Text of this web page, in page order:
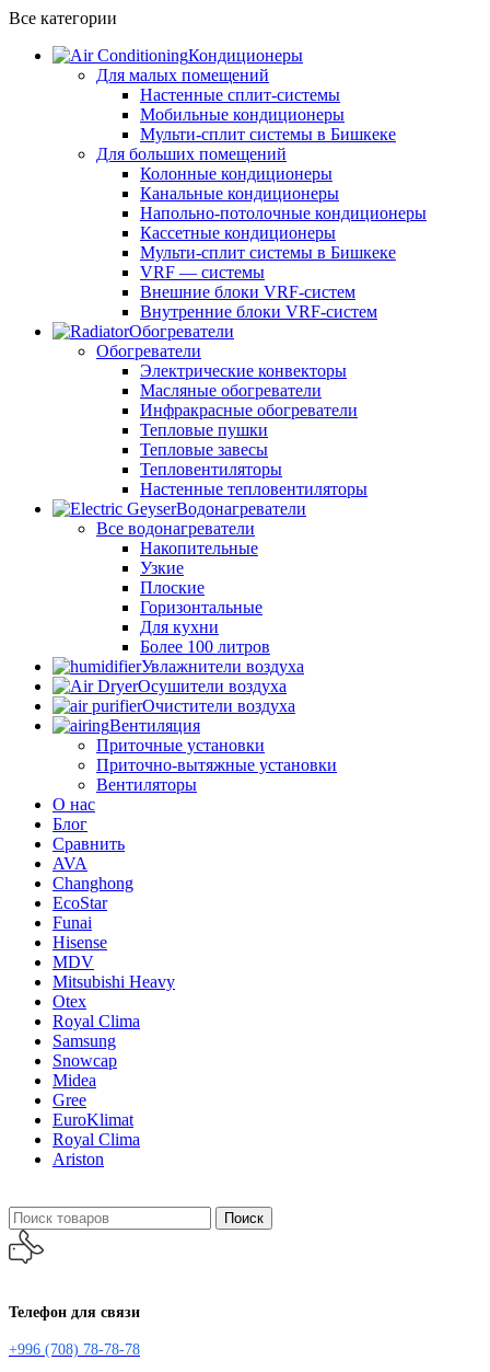
Все категории
Кондиционеры
Для малых помещений
Настенные сплит-системы
Мобильные кондиционеры
Мульти-сплит системы в Бишкеке
Для больших помещений
Колонные кондиционеры
Канальные кондиционеры
Напольно-потолочные кондиционеры
Кассетные кондиционеры
Мульти-сплит системы в Бишкеке
VRF — системы
Внешние блоки VRF-систем
Внутренние блоки VRF-систем
Обогреватели
Обогреватели
Электрические конвекторы
Масляные обогреватели
Инфракрасные обогреватели
Тепловые пушки
Тепловые завесы
Тепловентиляторы
Настенные тепловентиляторы
Водонагреватели
Все водонагреватели
Накопительные
Узкие
Плоские
Горизонтальные
Для кухни
Более 100 литров
Увлажнители воздуха
Осушители воздуха
Очистители воздуха
Вентиляция
Приточные установки
Приточно-вытяжные установки
Вентиляторы
О нас
Блог
Сравнить
AVA
Changhong
EcoStar
Funai
Hisense
MDV
Mitsubishi Heavy
Otex
Royal Clima
Samsung
Snowcap
Midea
Gree
EuroKlimat
Royal Clima
Ariston
Поиск
Телефон для связи
+996 (708) 78-78-78